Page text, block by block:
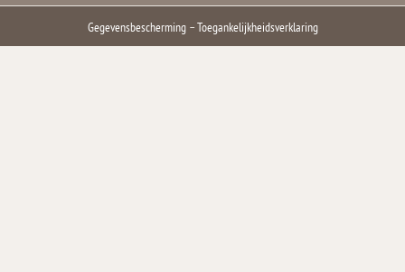
Gegevensbescherming–Toegankelijkheidsverklaring